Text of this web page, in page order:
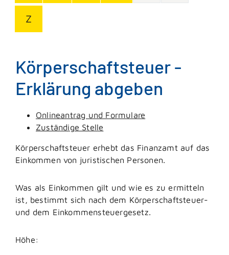
Z
Körperschaftsteuer -
Erklärung abgeben
Onlineantrag und Formulare
Zuständige Stelle
Körperschaftsteuer erhebt das Finanzamt auf das
Einkommen von juristischen Personen.
Was als Einkommen gilt und wie es zu ermitteln
ist, bestimmt sich nach dem Körperschaftsteuer-
und dem Einkommensteuergesetz.
Höhe: